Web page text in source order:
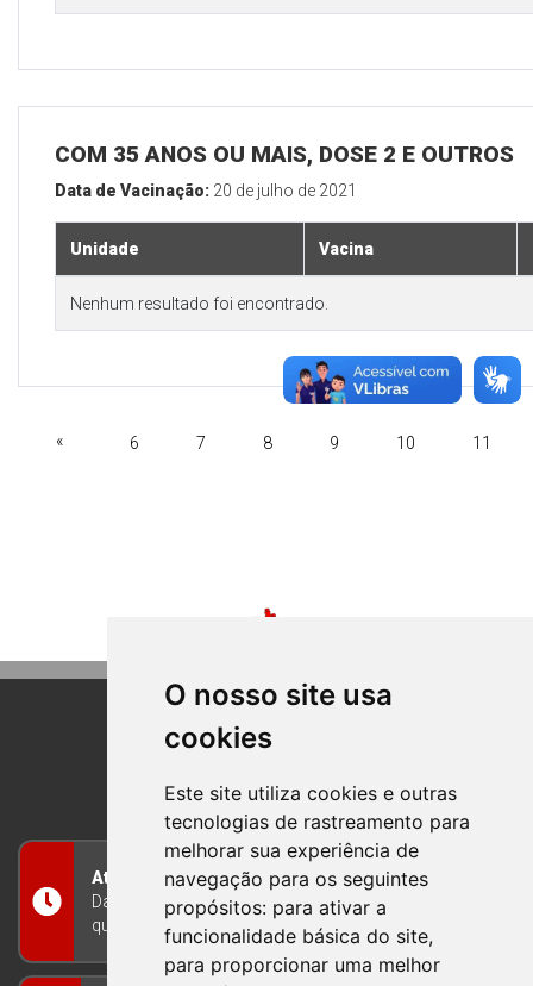
O nosso site usa
cookies
Este site utiliza cookies e outras
tecnologias de rastreamento para
melhorar sua experiência de
navegação para os seguintes
propósitos: para ativar a
funcionalidade básica do site,
para proporcionar uma melhor
COM 35 ANOS OU MAIS, DOSE 2 E OUTROS
Data de Vacinação: 20 de julho de 2021
Unidade Vacina
Nenhum resultado foi encontrado.
« 6 7 8 9 10 11
BOM PRINCIPIO
RIO GRANDE DO SUL
Atendimento
Das 8h às 12h e das 13h às 17h30, de segunda a
quinta-feira, e nas sextas-feiras das 7h às 13h